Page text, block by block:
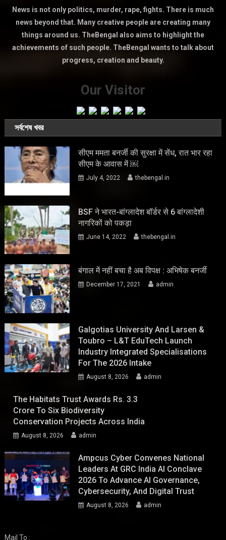
News is not only politics, murder, rape, fights. There is much
news beyond that. Many creative people are creating many
things around us. TheBengal also aims to highlight the
achievements of such people. TheBengal wants to talk about
progress, creation and beauty.
Our Visitor
সর্বশেষ খবর
सीएम ममता बनर्जी की सुरक्षा में सेंध, रात भार रहा
सीएम के आवास में ￼
July 4, 2022 thebengal.in
BSF ने भारत-बांग्लादेश बॉर्डर से 6 बांग्लादेशी
नागरिकों को पकड़ा
June 14, 2022 thebengal.in
बंगाल में नहीं बचा है अब विपक्ष : अभिषेक बनर्जी
December 17, 2021 admin
Galgotias University And Larsen &
Toubro – L&T EduTech Launch
Industry Integrated Specialisations
For The 2026 Intake
August 8, 2026 admin
The Habitats Trust Awards Rs. 3.3
Crore To Six Biodiversity
Conservation Projects Across India
August 8, 2026 admin
Ampcus Cyber Convenes National
Leaders At GRC India AI Conclave
2026 To Advance AI Governance,
Cybersecurity, And Digital Trust
August 8, 2026 admin
Mail To :